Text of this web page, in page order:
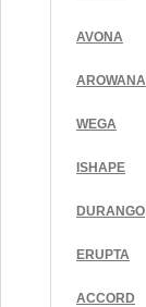
AVONA
AROWANA
WEGA
ISHAPE
DURANGO
ERUPTA
ACCORD